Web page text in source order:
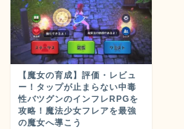
【魔女の育成】評価・レビュ
ー！タップが止まらない中毒
性バツグンのインフレRPGを
攻略！魔法少女フレアを最強
の魔女へ導こう